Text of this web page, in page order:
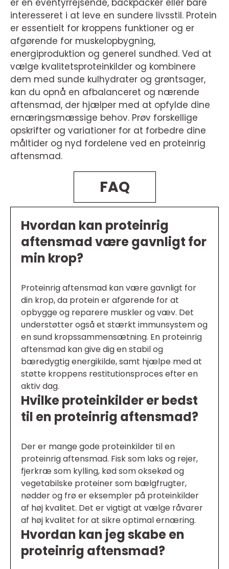
er en eventyrrejsende, backpacker eller bare
interesseret i at leve en sundere livsstil. Protein
er essentielt for kroppens funktioner og er
afgørende for muskelopbygning,
energiproduktion og generel sundhed. Ved at
vælge kvalitetsproteinkilder og kombinere
dem med sunde kulhydrater og grøntsager,
kan du opnå en afbalanceret og nærende
aftensmad, der hjælper med at opfylde dine
ernæringsmæssige behov. Prøv forskellige
opskrifter og variationer for at forbedre dine
måltider og nyd fordelene ved en proteinrig
aftensmad.
FAQ
Hvordan kan proteinrig
aftensmad være gavnligt for
min krop?
Proteinrig aftensmad kan være gavnligt for
din krop, da protein er afgørende for at
opbygge og reparere muskler og væv. Det
understøtter også et stærkt immunsystem og
en sund kropssammensætning. En proteinrig
aftensmad kan give dig en stabil og
bæredygtig energikilde, samt hjælpe med at
støtte kroppens restitutionsproces efter en
aktiv dag.
Hvilke proteinkilder er bedst
til en proteinrig aftensmad?
Der er mange gode proteinkilder til en
proteinrig aftensmad. Fisk som laks og rejer,
fjerkræ som kylling, kød som oksekød og
vegetabilske proteiner som bælgfrugter,
nødder og frø er eksempler på proteinkilder
af høj kvalitet. Det er vigtigt at vælge råvarer
af høj kvalitet for at sikre optimal ernæring.
Hvordan kan jeg skabe en
proteinrig aftensmad?